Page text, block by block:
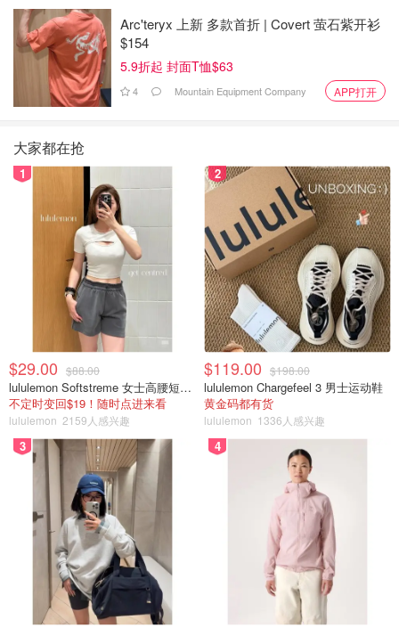
Arc'teryx 上新 多款首折 | Covert 萤石紫开衫
$154
5.9折起 封面T恤$63
4 Mountain Equipment Company APP打开
大家都在抢
1
$29.00 $88.00
lululemon Softstreme 女士高腰短裤 10cm
不定时变回$19！随时点进来看
lululemon 2159人感兴趣
2
$119.00 $198.00
lululemon Chargefeel 3 男士运动鞋
黄金码都有货
lululemon 1336人感兴趣
3 4